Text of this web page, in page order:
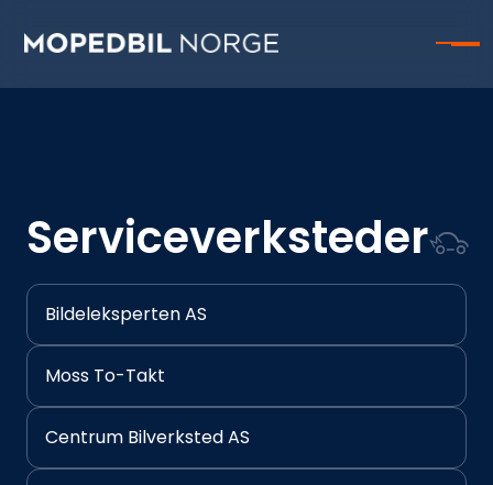
Serviceverksteder
Bildeleksperten AS
Moss To-Takt
Centrum Bilverksted AS